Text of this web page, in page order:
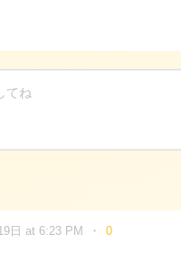
日 at 6:23 PM 0